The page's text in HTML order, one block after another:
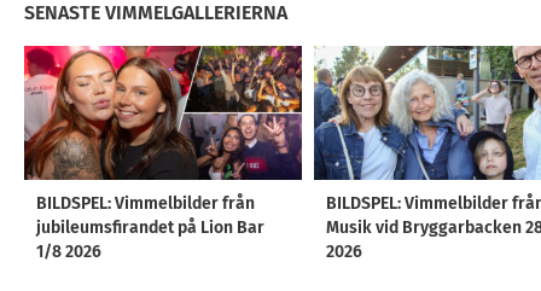
SENASTE VIMMELGALLERIERNA
BILDSPEL: Vimmelbilder från
jubileumsfirandet på Lion Bar
1/8 2026
BILDSPEL: Vimmelbilder
Musik vid Bryggarbacken
2026